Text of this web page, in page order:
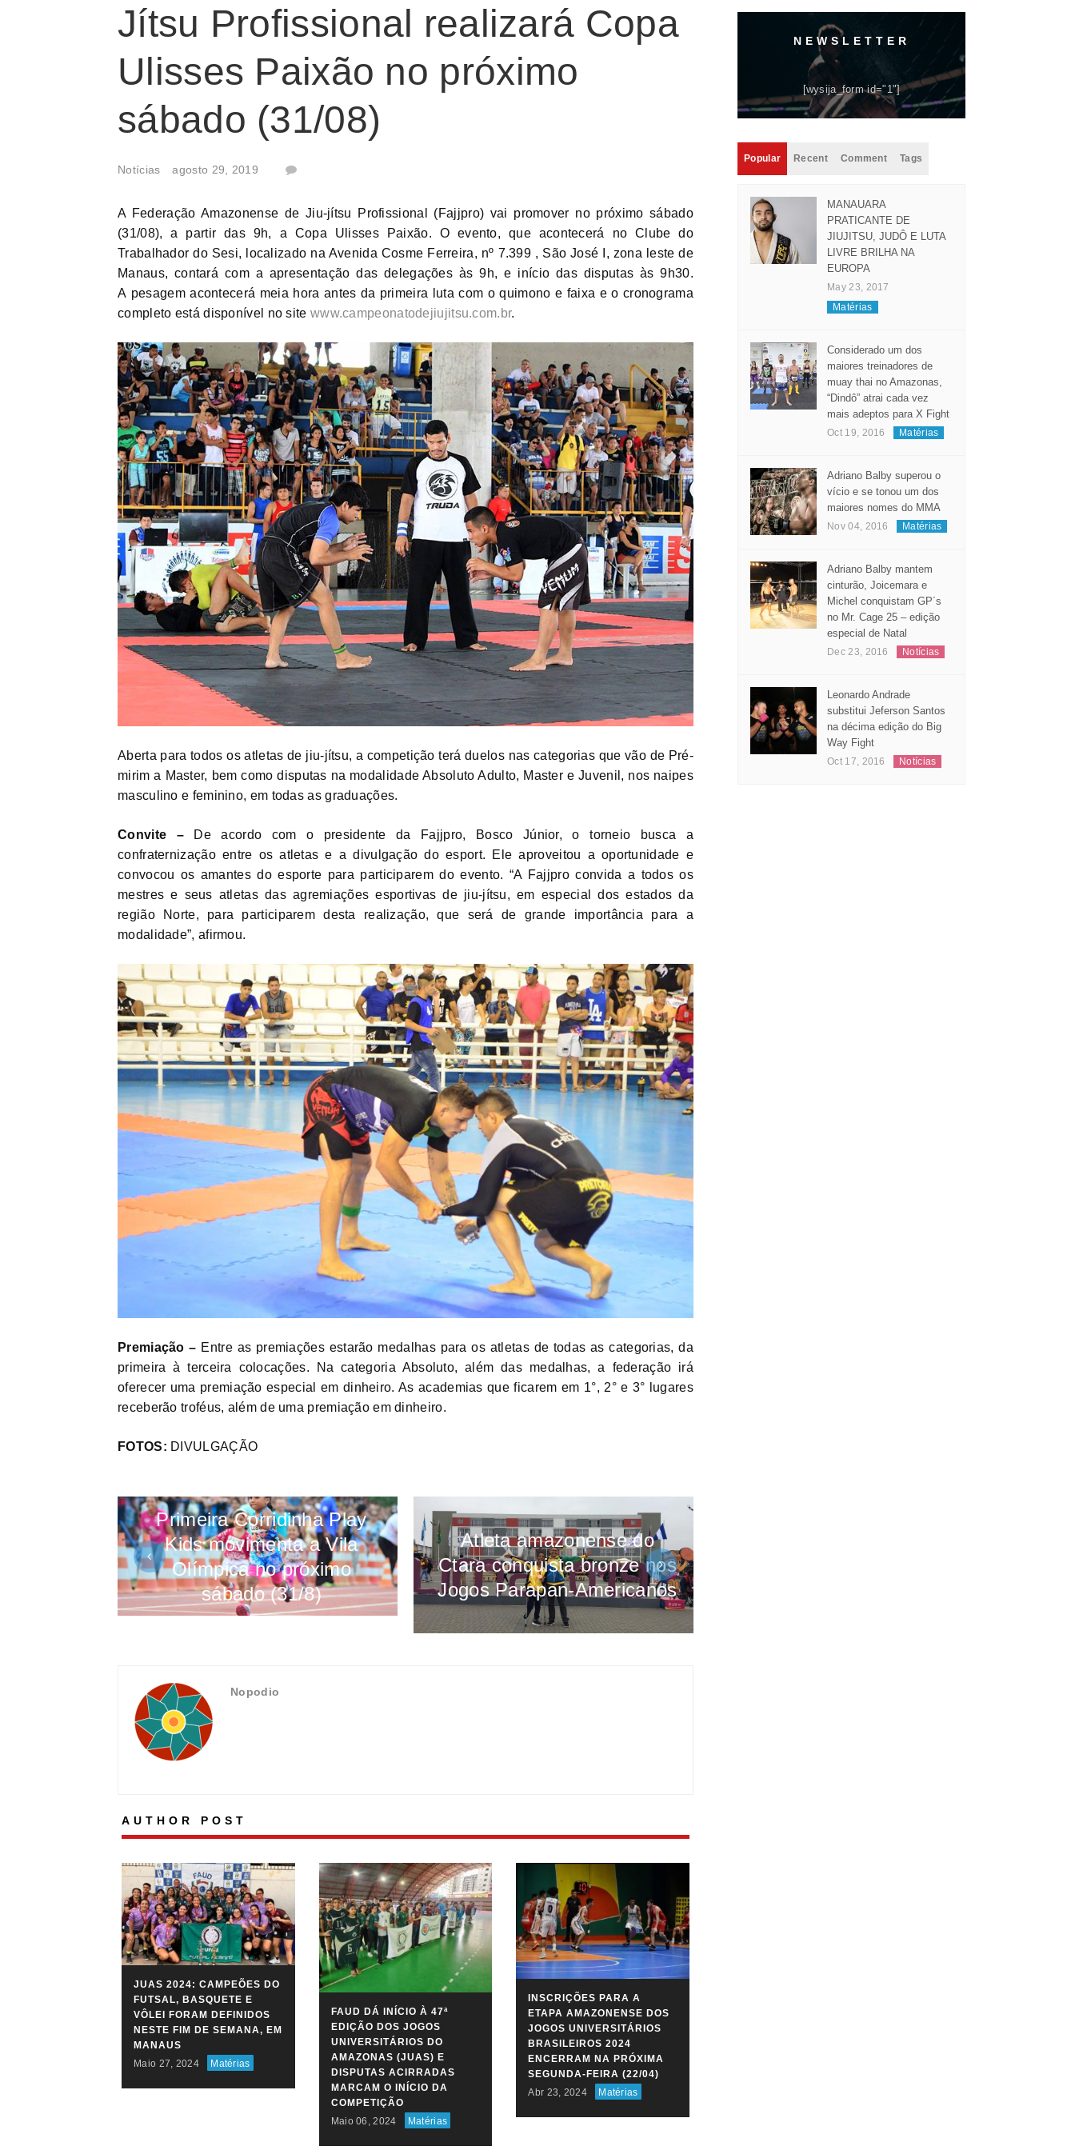
Jítsu Profissional realizará Copa
Ulisses Paixão no próximo
sábado (31/08)
Notícias agosto 29, 2019
A Federação Amazonense de Jiu-jítsu Profissional (Fajjpro) vai promover no próximo sábado
(31/08), a partir das 9h, a Copa Ulisses Paixão. O evento, que acontecerá no Clube do
Trabalhador do Sesi, localizado na Avenida Cosme Ferreira, nº 7.399 , São José I, zona leste de
Manaus, contará com a apresentação das delegações às 9h, e início das disputas às 9h30.
A pesagem acontecerá meia hora antes da primeira luta com o quimono e faixa e o cronograma
completo está disponível no site www.campeonatodejiujitsu.com.br.
Aberta para todos os atletas de jiu-jítsu, a competição terá duelos nas categorias que vão de Pré-
mirim a Master, bem como disputas na modalidade Absoluto Adulto, Master e Juvenil, nos naipes
masculino e feminino, em todas as graduações.
Convite –De acordo com o presidente da Fajjpro, Bosco Júnior, o torneio busca a
confraternização entre os atletas e a divulgação do esport. Ele aproveitou a oportunidade e
convocou os amantes do esporte para participarem do evento. “A Fajjpro convida a todos os
mestres e seus atletas das agremiações esportivas de jiu-jítsu, em especial dos estados da
região Norte, para participarem desta realização, que será de grande importância para a
modalidade”, afirmou.
Premiação – Entre as premiações estarão medalhas para os atletas de todas as categorias, da
primeira à terceira colocações. Na categoria Absoluto, além das medalhas, a federação irá
oferecer uma premiação especial em dinheiro. As academias que ficarem em 1°, 2° e 3° lugares
receberão troféus, além de uma premiação em dinheiro.
FOTOS: DIVULGAÇÃO
Primeira Corridinha Play
Kids movimenta a Vila
Olímpica no próximo
sábado (31/8)
Atleta amazonense do
Ctara conquista bronze nos
Jogos Parapan-Americanos
Nopodio
AUTHOR POST
JUAS 2024: CAMPEÕES DO
FUTSAL, BASQUETE E
VÔLEI FORAM DEFINIDOS
NESTE FIM DE SEMANA, EM
MANAUS
Maio 27, 2024
Matérias
FAUD DÁ INÍCIO À 47ª
EDIÇÃO DOS JOGOS
UNIVERSITÁRIOS DO
AMAZONAS (JUAS) E
DISPUTAS ACIRRADAS
MARCAM O INÍCIO DA
COMPETIÇÃO
Maio 06, 2024
Matérias
INSCRIÇÕES PARA A
ETAPA AMAZONENSE DOS
JOGOS UNIVERSITÁRIOS
BRASILEIROS 2024
ENCERRAM NA PRÓXIMA
SEGUNDA-FEIRA (22/04)
Abr 23, 2024
Matérias
NEWSLETTER
Popular Recent
MANAUARA
PRATICANTE DE
JIUJITSU, JUDÔ E LUTA
LIVRE BRILHA NA
EUROPA
Matérias
Considerado um dos
maiores treinadores de
muay thai no Amazonas,
“Dindô” atrai cada vez
Oct 19, 2016
Adriano Balby superou o
vício e se tonou um dos
Nov 04, 2016
Adriano Balby mantem
cinturão, Joicemara e
Michel conquistam GP´s
no Mr. Cage 25 – edição
Dec 23, 2016 Notícias
Leonardo Andrade
substitui Jeferson Santos
na décima edição do Big